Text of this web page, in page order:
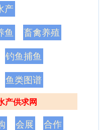
产
鱼 畜禽养殖
钓鱼捕鱼
鱼类图谱
产供求网
会展 合作